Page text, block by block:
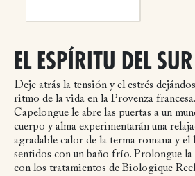
EL ESPÍRITU DEL SUR
Deje atrás la tensión y el estrés
ritmo de la vida en la Provenza
Capelongue le abre las puertas a un
cuerpo y alma experimentarán una
agradable calor de la terma romana y el
sentidos con un baño frío. Prolongue la
con los tratamientos de Biologique